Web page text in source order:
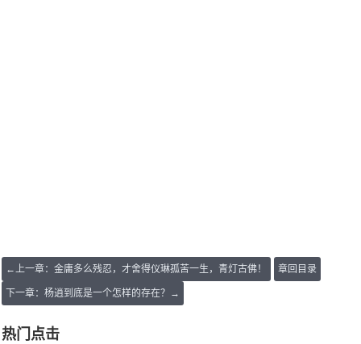
←上一章：金庸多么残忍，才舍得仪琳孤苦一生，青灯古佛！ 章回目录
下一章：杨逍到底是一个怎样的存在？→
热门点击